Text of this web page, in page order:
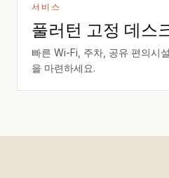
서비스
풀러턴 고정 데스
빠른 Wi-Fi, 주차, 공유 편의시
을 마련하세요.